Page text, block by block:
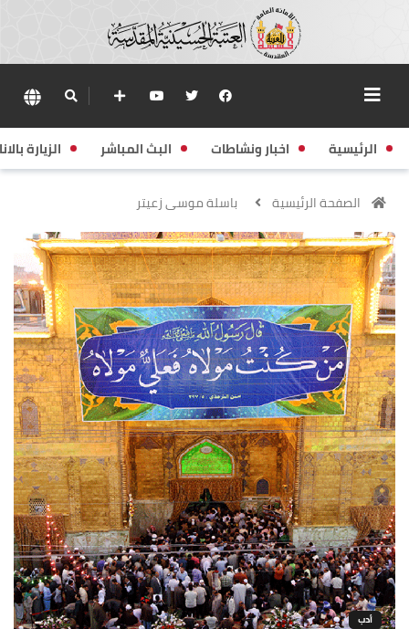
الرئيسية اخبار ونشاطات البث المباشر الزيارة
الصفحة الرئيسية باسلة موسى زعيتر
أدب